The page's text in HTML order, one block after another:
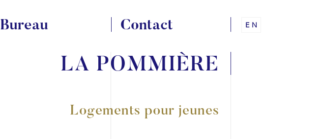
EN
Bureau Contact
LA POMMIÈRE
Logements pour jeunes